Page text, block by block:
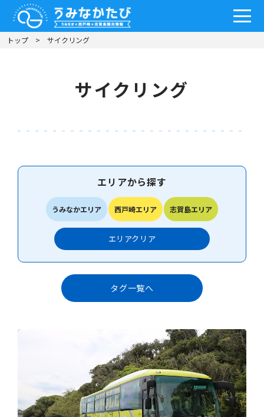
トップ サイクリング
サイクリング
エリアから探す
うみなかエリア 西戸崎エリア 志賀島エリア
エリアクリア
タグ一覧へ